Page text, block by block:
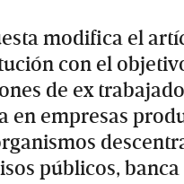
modifica el
con el
de ex
en empresas
públicos, banca